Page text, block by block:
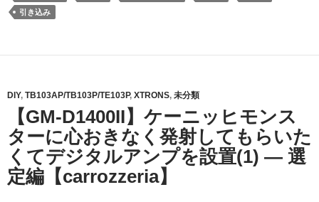
引き込み
DIY, TB103AP/TB103P/TE103P, XTRONS, 未分類
【GM-D1400II】ケーニッヒモンス
ターに心おきなく発射してもらいた
くてデジタルアンプを設置(1) ― 選
定編【carrozzeria】